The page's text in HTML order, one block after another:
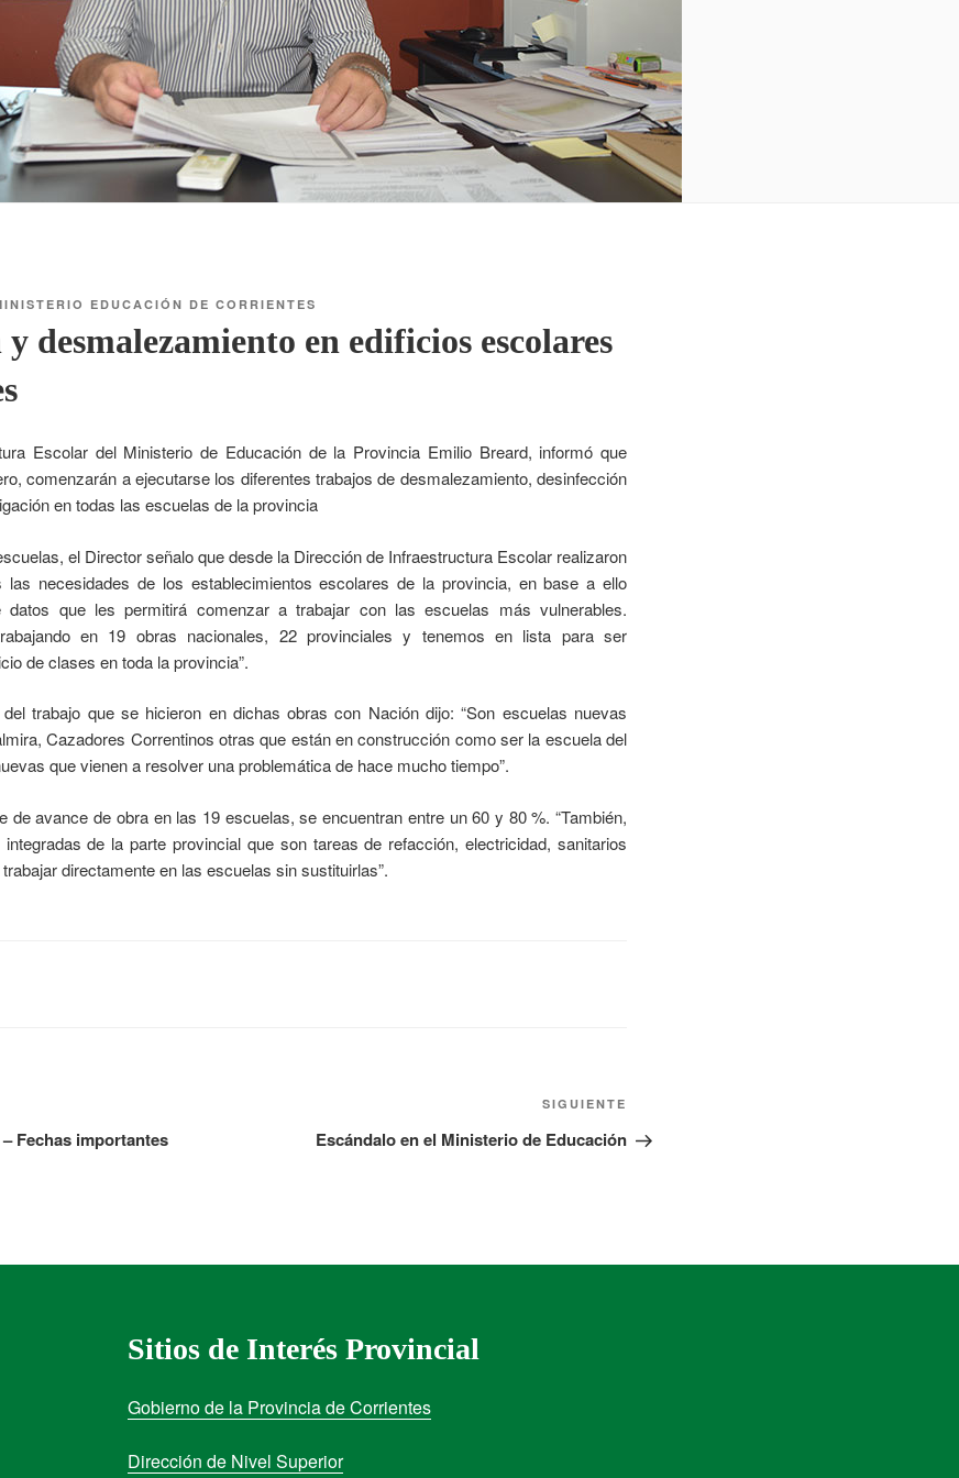
EDUCACIÓN DE CORRIENTES
desmalezamiento en edificios escolares
Escolar del Ministerio de Educación de la Provincia Emilio Breard, informó que
comenzarán a ejecutarse los diferentes trabajos de desmalezamiento, desinfección
en todas las escuelas de la provincia
el Director señalo que desde la Dirección de Infraestructura Escolar realizaron
las necesidades de los establecimientos escolares de la provincia, en base a ello
datos que les permitirá comenzar a trabajar con las escuelas más vulnerables.
en 19 obras nacionales, 22 provinciales y tenemos en lista para ser
de clases en toda la provincia”.
trabajo que se hicieron en dichas obras con Nación dijo: “Son escuelas nuevas
Cazadores Correntinos otras que están en construcción como ser la escuela del
que vienen a resolver una problemática de hace mucho tiempo”.
de avance de obra en las 19 escuelas, se encuentran entre un 60 y 80 %. “También,
de la parte provincial que son tareas de refacción, electricidad, sanitarios
directamente en las escuelas sin sustituirlas”.
Fechas importantes
SIGUIENTE
Escándalo en el Ministerio de Educación
Sitios de Interés Provincial
Gobierno de la Provincia de Corrientes
Dirección de Nivel Superior